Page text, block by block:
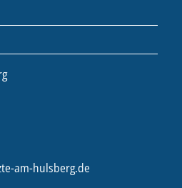
am-hulsberg.de